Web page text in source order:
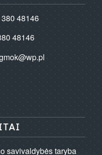
48146
48146
savivaldybės taryba